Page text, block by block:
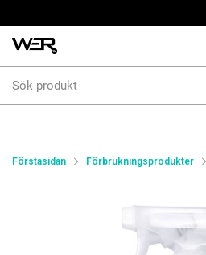
produkt
Förstasidan Förbrukningsprodukter